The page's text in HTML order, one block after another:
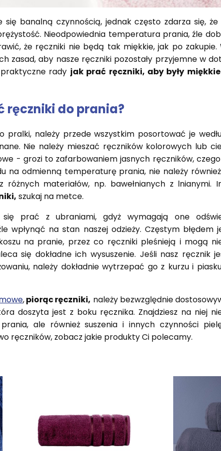
się banalną czynnością, jednak często zdarza się,
Nieodpowiednia temperatura prania, źle
że ręczniki nie będą tak miękkie, jak po
zasad, aby nasze ręczniki pozostały przyjemne w
rady jak prać ręczniki, aby były
ręczniki do prania?
pralki, należy przede wszystkim posortować je
Nie należy mieszać ręczników kolorowych lub
- grozi to zafarbowaniem jasnych ręczników,
na odmienną temperaturę prania, nie należy
materiałów, np. bawełnianych z lnianymi.
szukaj na metce.
się prać z ubraniami, gdyż wymagają one
wpłynąć na stan naszej odzieży. Częstym błędem
na pranie, przez co ręczniki pleśnieją i mogą
się dokładne ich wysuszenie. Jeśli nasz ręcznik
należy dokładnie wytrzepać go z kurzu i
,piorąc ręczniki, należy bezwzględnie
doszyta jest z boku ręcznika. Znajdziesz na niej
ale również suszenia i innych czynności
ręczników, zobacz jakie produkty Ci polecamy.